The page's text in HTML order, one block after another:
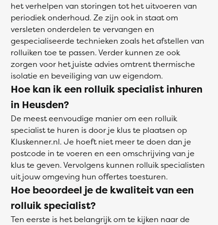
het verhelpen van storingen tot het uitvoeren van
periodiek onderhoud. Ze zijn ook in staat om
versleten onderdelen te vervangen en
gespecialiseerde technieken zoals het afstellen van
rolluiken toe te passen. Verder kunnen ze ook
zorgen voor het juiste advies omtrent thermische
isolatie en beveiliging van uw eigendom.
Hoe kan ik een rolluik specialist inhuren
in Heusden?
De meest eenvoudige manier om een rolluik
specialist te huren is door je klus te plaatsen op
Kluskenner.nl. Je hoeft niet meer te doen dan je
postcode in te voeren en een omschrijving van je
klus te geven. Vervolgens kunnen rolluik specialisten
uit jouw omgeving hun offertes toesturen.
Hoe beoordeel je de kwaliteit van een
rolluik specialist?
Ten eerste is het belangrijk om te kijken naar de